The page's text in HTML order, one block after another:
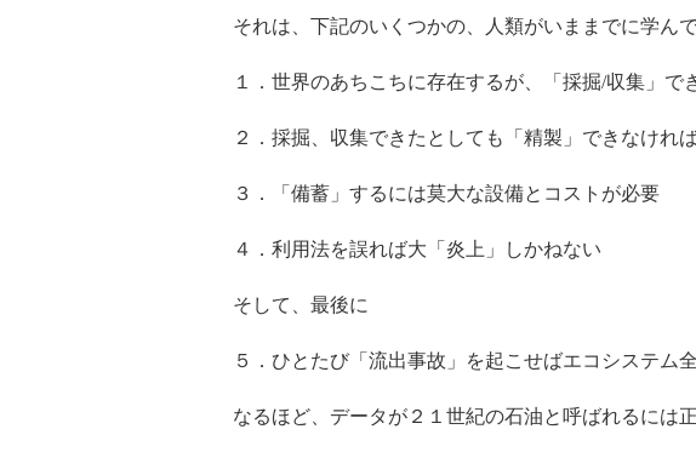
それは、下記のいくつかの、人類がいままでに学ん
１．世界のあちこちに存在するが、「採掘/収集」で
２．採掘、収集できたとしても「精製」できなけれ
３．「備蓄」するには莫大な設備とコストが必要
４．利用法を誤れば大「炎上」しかねない
そして、最後に
５．ひとたび「流出事故」を起こせばエコシステム
なるほど、データが２１世紀の石油と呼ばれるには